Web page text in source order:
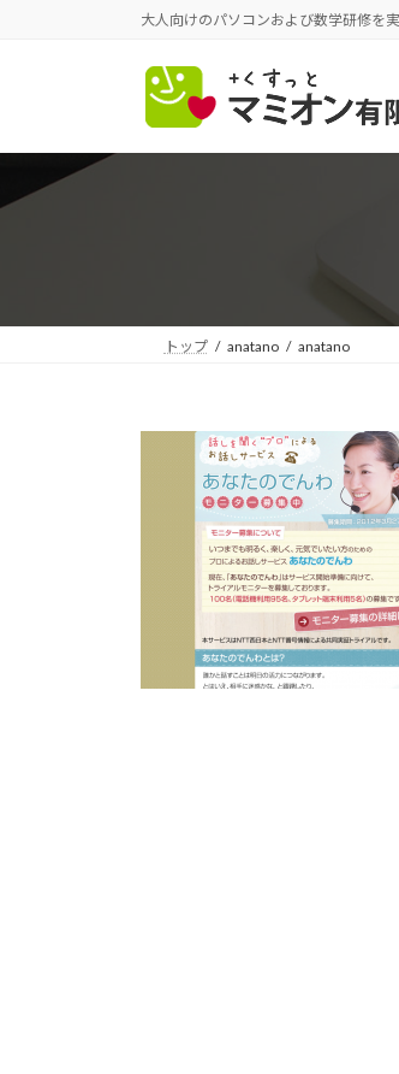
へ
キ
ョ
に
大人向けのパソコンおよび数学研修を
トップ anatano anatano